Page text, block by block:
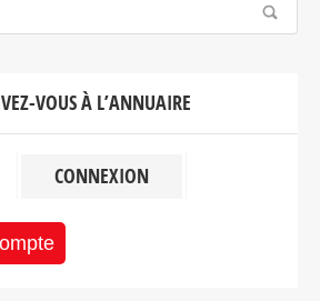
VOUS À L’ANNUAIRE
CONNEXION